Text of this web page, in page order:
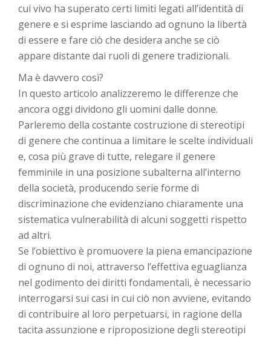
cui vivo ha superato certi limiti legati all’identità di
genere e si esprime lasciando ad ognuno la libertà
di essere e fare ciò che desidera anche se ciò
appare distante dai ruoli di genere tradizionali.
Ma è davvero così?
In questo articolo analizzeremo le differenze che
ancora oggi dividono gli uomini dalle donne.
Parleremo della costante costruzione di stereotipi
di genere che continua a limitare le scelte individuali
e, cosa più grave di tutte, relegare il genere
femminile in una posizione subalterna all’interno
della società, producendo serie forme di
discriminazione che evidenziano chiaramente una
sistematica vulnerabilità di alcuni soggetti rispetto
ad altri.
Se l’obiettivo è promuovere la piena emancipazione
di ognuno di noi, attraverso l’effettiva eguaglianza
nel godimento dei diritti fondamentali, è necessario
interrogarsi sui casi in cui ciò non avviene, evitando
di contribuire al loro perpetuarsi, in ragione della
tacita assunzione e riproposizione degli stereotipi